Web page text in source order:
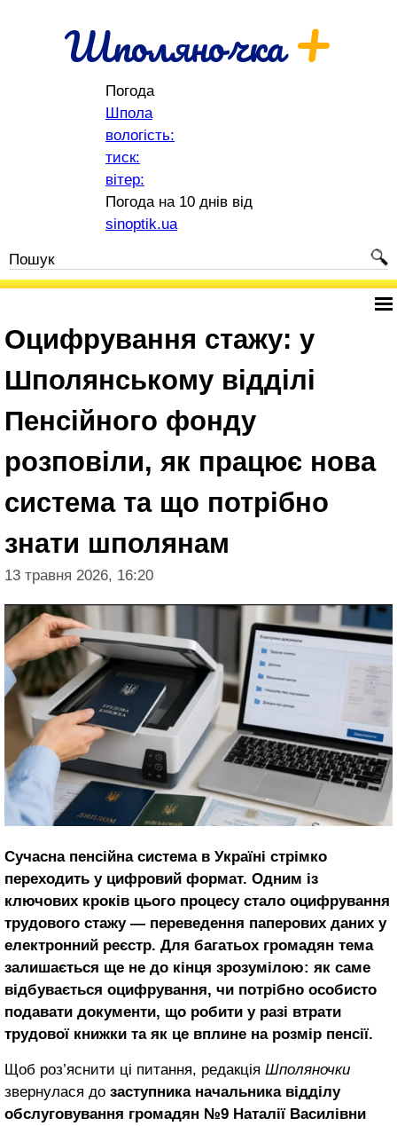
Шполяночка+
Погода
Шпола
вологість:
тиск:
вітер:
Погода на 10 днів від
sinoptik.ua
Оцифрування стажу: у
Шполянському відділі
Пенсійного фонду
розповіли, як працює нова
система та що потрібно
знати шполянам
13 травня 2026, 16:20
Сучасна пенсійна система в Україні стрімко
переходить у цифровий формат. Одним із
ключових кроків цього процесу стало оцифрування
трудового стажу — переведення паперових даних у
електронний реєстр. Для багатьох громадян тема
залишається ще не до кінця зрозумілою: як саме
відбувається оцифрування, чи потрібно особисто
подавати документи, що робити у разі втрати
трудової книжки та як це вплине на розмір пенсії.
Щоб роз’яснити ці питання, редакція Шполяночки
звернулася до заступника начальника відділу
обслуговування громадян №9 Наталії Василівни